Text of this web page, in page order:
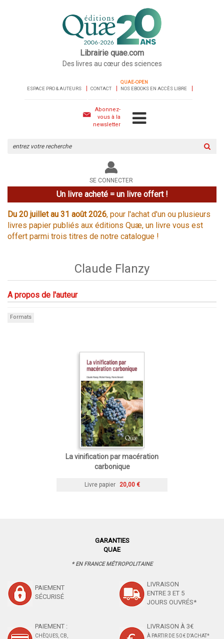
Librairie quae.com
Des livres au cœur des sciences
ESPACE PRO & AUTEURS CONTACT
QUAE-OPEN
NOS EBOOKS EN ACCÈS LIBRE
Abonnez-
vous à la
newsletter
le
site
SE CONNECTER
Un livre acheté = un livre offert !
Du 20 juillet au 31 août 2026, pour l'achat d'un ou plusieurs
livres papier publiés aux éditions Quæ, un livre vous est
offert parmi trois titres de notre catalogue !
Claude Flanzy
A propos de l'auteur
Formats
La vinification par macération
carbonique
Livre papier 20,00 €
GARANTIES
QUAE
* EN FRANCE MÉTROPOLITAINE
PAIEMENT
SÉCURISÉ
LIVRAISON
ENTRE 3 ET 5
JOURS OUVRÉS*
PAIEMENT :
CHÈQUES, CB,
LIVRAISON À 3€
À PARTIR DE 50 € D'ACHAT*